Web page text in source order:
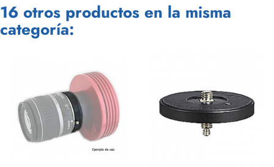
16 otros productos en la misma
categoría: